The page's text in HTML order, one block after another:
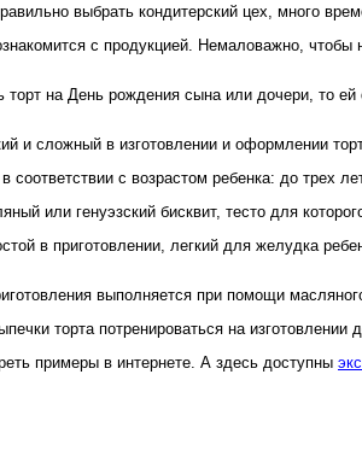
выбрать кондитерский цех, много
с продукцией. Немаловажно,
на День рождения сына или дочери, то
и сложный в изготовлении и оформлении
соответствии с возрастом ребенка: до
или генуэзский бисквит, тесто для
в приготовлении, легкий для желудка
выполняется при помощи
торта потренироваться на
примеры в интернете. А здесь доступны